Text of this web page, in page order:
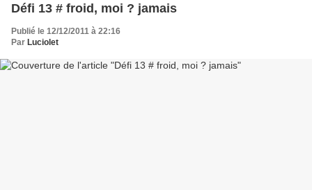
Défi 13 # froid, moi ? jamais
Publié le 12/12/2011 à 22:16
Par Luciolet